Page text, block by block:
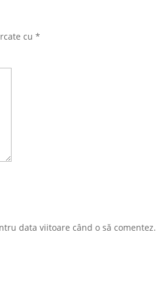
cu*
data viitoare când o să comentez.